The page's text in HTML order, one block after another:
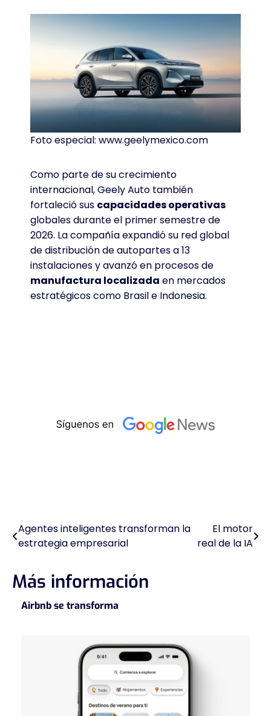
Foto especial: www.geelymexico.com
Como parte de su crecimiento
internacional, Geely Auto también
fortaleció sus capacidades operativas
globales durante el primer semestre de
2026. La compañía expandió su red global
de distribución de autopartes a 13
instalaciones y avanzó en procesos de
manufactura localizada en mercados
estratégicos como Brasil e Indonesia.
Navegación
entradas
Agentes inteligentes transforman la
estrategia empresarial
El motor
real de la IA
Más información
Airbnb se transforma